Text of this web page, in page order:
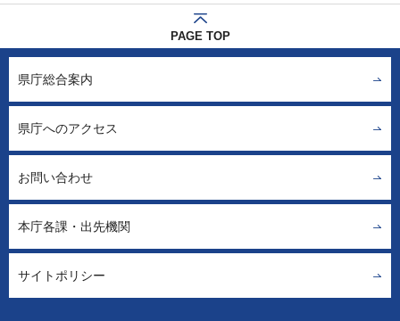
PAGE TOP
県庁総合案内
県庁へのアクセス
お問い合わせ
本庁各課・出先機関
サイトポリシー